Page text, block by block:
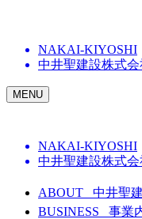
NAKAI-KIYOSHI
中井聖建設株式会
MENU
NAKAI-KIYOSHI
中井聖建設株式会
ABOUT 中井聖
BUSINESS 事業